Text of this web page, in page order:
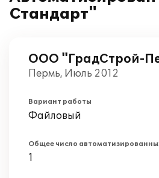
Стандарт"
ООО "ГрадСтрой-
Пермь, Июль 2012
Вариант работы
Файловый
Общее число
1